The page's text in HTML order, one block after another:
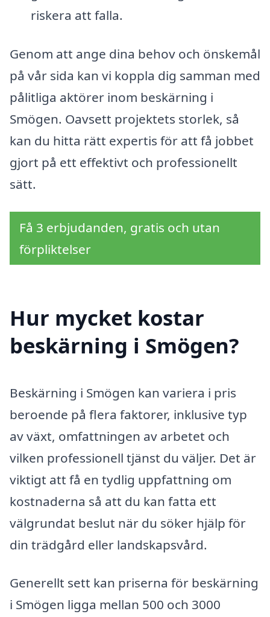
riskera att falla.
Genom att ange dina behov och önskemål
på vår sida kan vi koppla dig samman med
pålitliga aktörer inom beskärning i
Smögen. Oavsett projektets storlek, så
kan du hitta rätt expertis för att få jobbet
gjort på ett effektivt och professionellt
sätt.
Få 3 erbjudanden, gratis och utan
förpliktelser
Hur mycket kostar
beskärning i Smögen?
Beskärning i Smögen kan variera i pris
beroende på flera faktorer, inklusive typ
av växt, omfattningen av arbetet och
vilken professionell tjänst du väljer. Det är
viktigt att få en tydlig uppfattning om
kostnaderna så att du kan fatta ett
välgrundat beslut när du söker hjälp för
din trädgård eller landskapsvård.
Generellt sett kan priserna för beskärning
i Smögen ligga mellan 500 och 3000